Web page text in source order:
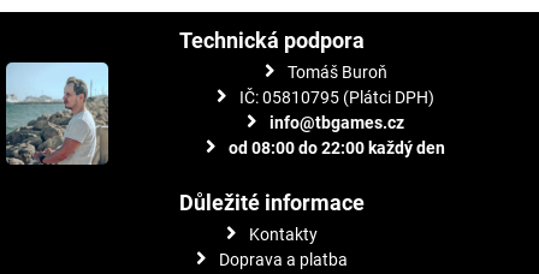
Technická podpora
Tomáš Buroň
IČ: 05810795 (Plátci DPH)
info@tbgames.cz
od 08:00 do 22:00 každý den
Důležité informace
Kontakty
Doprava a platba